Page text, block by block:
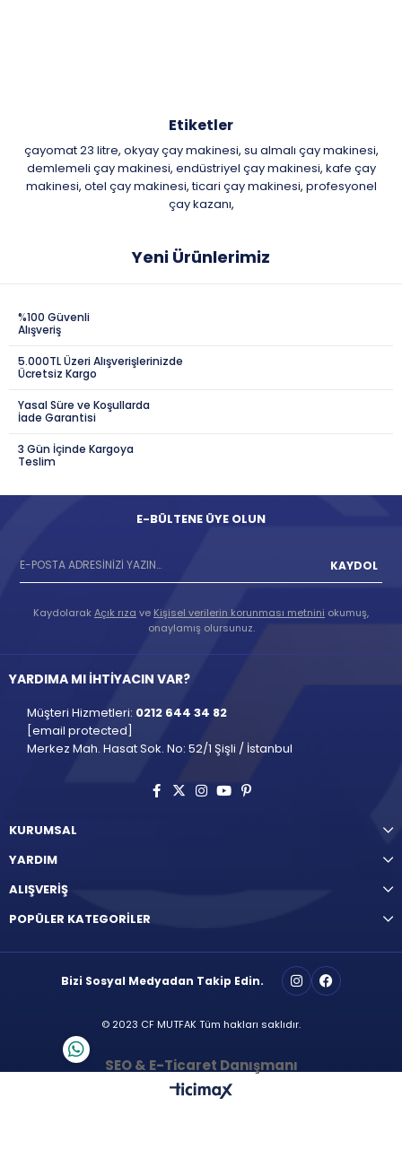
Etiketler
çayomat 23 litre, okyay çay makinesi, su almalı çay makinesi,
demlemeli çay makinesi, endüstriyel çay makinesi, kafe çay
makinesi, otel çay makinesi, ticari çay makinesi, profesyonel
çay kazanı,
Yeni Ürünlerimiz
%100 Güvenli
Alışveriş
5.000TL Üzeri Alışverişlerinizde
Ücretsiz Kargo
Yasal Süre ve Koşullarda
İade Garantisi
3 Gün İçinde Kargoya
Teslim
E-BÜLTENE ÜYE OLUN
KAYDOL
KaydolarakAçık rıza ve Kişisel verilerin korunması metnini okumuş,
onaylamış olursunuz.
YARDIMA MI İHTİYACIN VAR?
Müşteri Hizmetleri: 0212 644 34 82
[email protected]
Merkez Mah. Hasat Sok. No: 52/1 Şişli / İstanbul
KURUMSAL
YARDIM
ALIŞVERİŞ
POPÜLER KATEGORİLER
Bizi Sosyal Medyadan Takip Edin.
© 2023 CF MUTFAK Tüm hakları saklıdır.
SEO & E-Ticaret Danışmanı